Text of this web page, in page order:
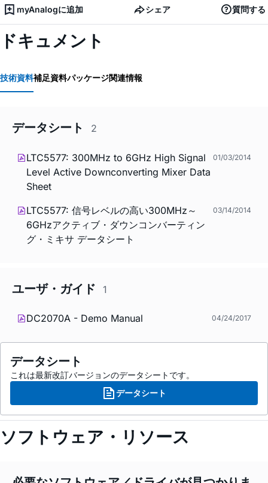
myAnalogに追加 シェア 質問する
ドキュメント
技術資料補足資料パッケージ関連情報
データシート 2
LTC5577: 300MHz to 6GHz High Signal
Level Active Downconverting Mixer Data
Sheet
01/03/2014
LTC5577: 信号レベルの高い300MHz～
6GHzアクティブ・ダウンコンバーティン
グ・ミキサ データシート
03/14/2014
ユーザ・ガイド 1
DC2070A - Demo Manual 04/24/2017
データシート
これは最新改訂バージョンのデータシートです。
データシート
ソフトウェア・リソース